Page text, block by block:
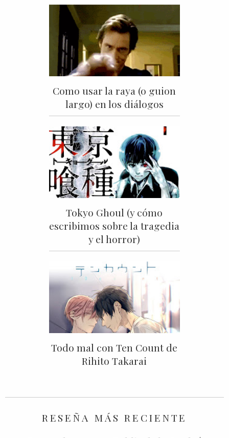
Como usar la raya (o guion
largo) en los diálogos
Tokyo Ghoul (y cómo
escribimos sobre la tragedia
y el horror)
Todo mal con Ten Count de
Rihito Takarai
RESEÑA MÁS RECIENTE